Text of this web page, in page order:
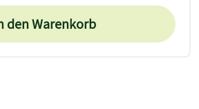
den Warenkorb